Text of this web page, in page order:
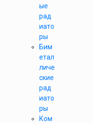
ые
рад
иато
ры
Бим
етал
личе
ские
рад
иато
ры
Ком